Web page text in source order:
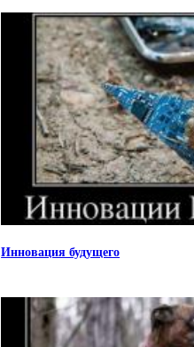
Инновация будущего